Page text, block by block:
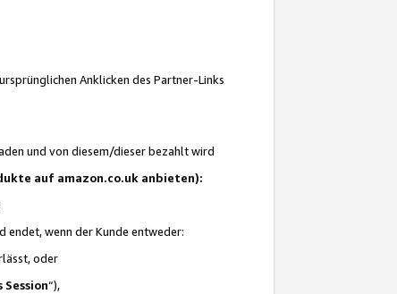
Anklicken des Partner-Links
und von diesem/dieser bezahlt wird
auf amazon.co.uk anbieten):
wenn der Kunde entweder:
oder
Session“),